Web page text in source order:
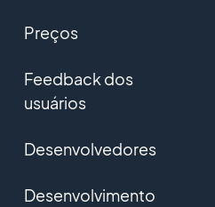
Preços
Feedback dos
usuários
Desenvolvedores
Desenvolvimento